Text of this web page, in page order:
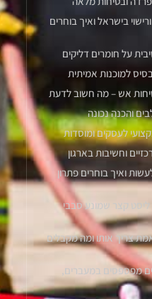
בישראל ואיך בוחרים
על חומרים דליקים
למוכנות אמיתית
אש – מה חשוב לדעת
והכנה נכונה
לעסקים ומוסדות
וחשיבות בארגון
ואיך בוחרים פתרון
ליסט קצר שמונע סבבי
צריך אותו ומה מקבלים
מפספסים במעברים,